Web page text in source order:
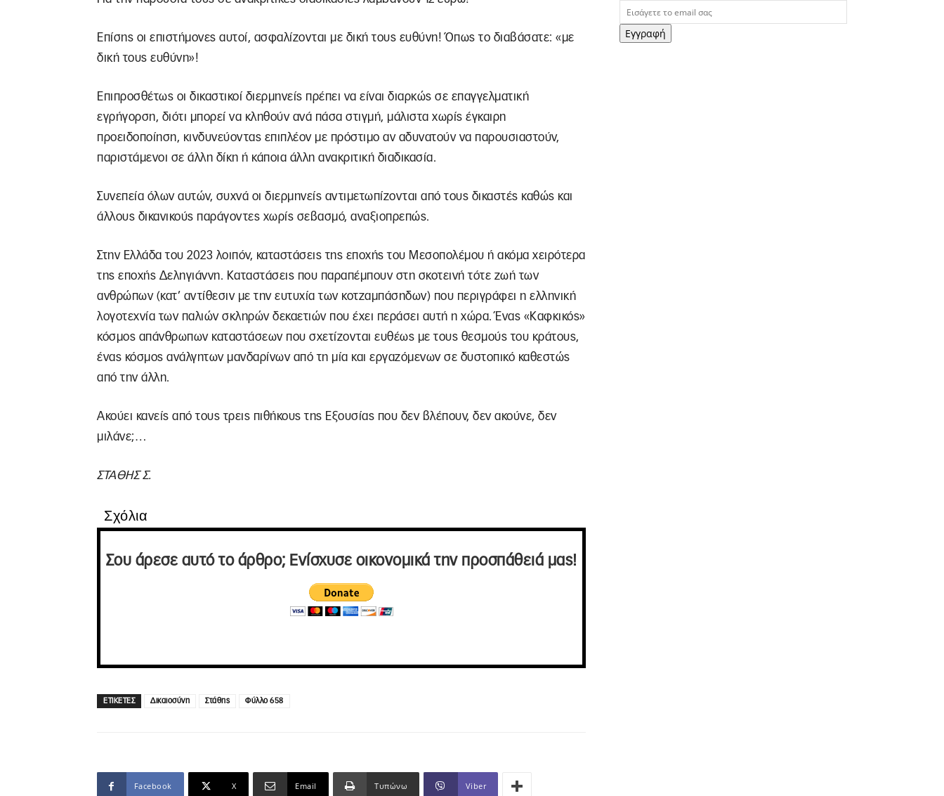
Επίσης οι επιστήμονες αυτοί, ασφαλίζονται με δική τους ευθύνη! Όπως το διαβάσατε: «με
δική τους ευθύνη»!
Επιπροσθέτως οι δικαστικοί διερμηνείς πρέπει να είναι διαρκώς σε επαγγελματική
εγρήγορση, διότι μπορεί να κληθούν ανά πάσα στιγμή, μάλιστα χωρίς έγκαιρη
προειδοποίηση, κινδυνεύοντας επιπλέον με πρόστιμο αν αδυνατούν να παρουσιαστούν,
παριστάμενοι σε άλλη δίκη ή κάποια άλλη ανακριτική διαδικασία.
Συνεπεία όλων αυτών, συχνά οι διερμηνείς αντιμετωπίζονται από τους δικαστές καθώς και
άλλους δικανικούς παράγοντες χωρίς σεβασμό, αναξιοπρεπώς.
Στην Ελλάδα του 2023 λοιπόν, καταστάσεις της εποχής του Μεσοπολέμου ή ακόμα χειρότερα
της εποχής Δεληγιάννη. Καταστάσεις που παραπέμπουν στη σκοτεινή τότε ζωή των
ανθρώπων (κατ’ αντίθεσιν με την ευτυχία των κοτζαμπάσηδων) που περιγράφει η ελληνική
λογοτεχνία των παλιών σκληρών δεκαετιών που έχει περάσει αυτή η χώρα. Ένας «Καφκικός»
κόσμος απάνθρωπων καταστάσεων που σχετίζονται ευθέως με τους θεσμούς του κράτους,
ένας κόσμος ανάλγητων μανδαρίνων από τη μία και εργαζόμενων σε δυστοπικό καθεστώς
από την άλλη.
Ακούει κανείς από τους τρεις πιθήκους της Εξουσίας που δεν βλέπουν, δεν ακούνε, δεν
μιλάνε;…
ΣΤΑΘΗΣ Σ.
Σχόλια
Σου άρεσε αυτό το άρθρο; Ενίσχυσε οικονομικά την προσπάθειά μας!
ΕΤΙΚΕΤΕΣ Δικαιοσύνη Στάθης Φύλλο 658
Facebook X Email Τυπώνω Viber
Εγγραφή